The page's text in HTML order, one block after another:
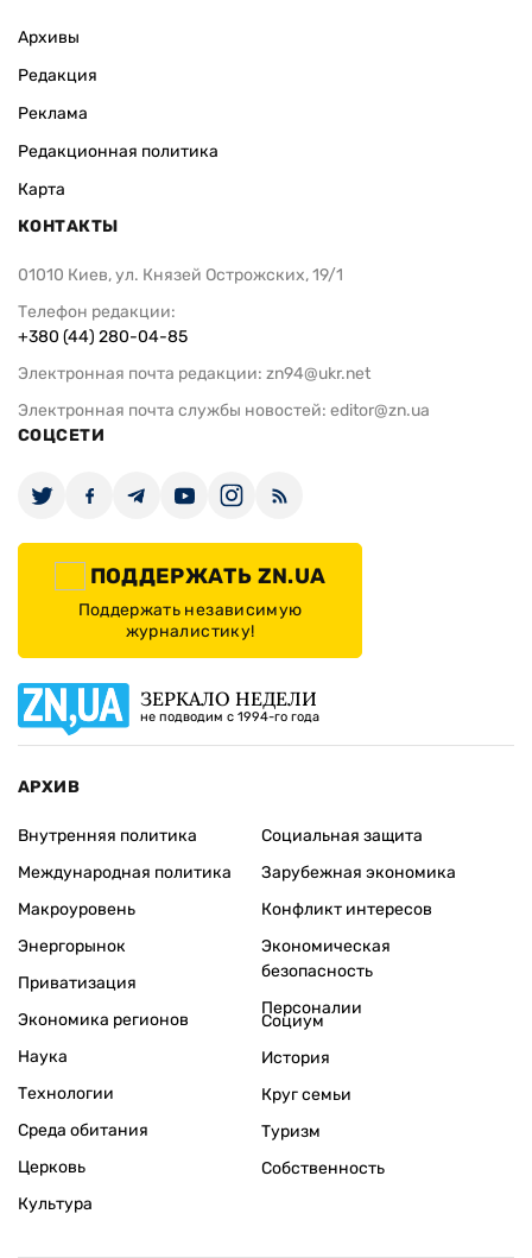
Архивы
Редакция
Реклама
Редакционная политика
Карта
КОНТАКТЫ
01010 Киев, ул. Князей Острожских, 19/1
Телефон редакции:
+380 (44) 280-04-85
Электронная почта редакции: zn94@ukr.net
Электронная почта службы новостей: editor@zn.ua
СОЦСЕТИ
ПОДДЕРЖАТЬ ZN.UA
Поддержать независимую
журналистику!
ЗЕРКАЛО НЕДЕЛИ
не подводим с 1994-го года
АРХИВ
Внутренняя политика
Международная политика
Макроуровень
Энергорынок
Приватизация
Экономика регионов
Социальная защита
Зарубежная экономика
Конфликт интересов
Экономическая
безопасность
Персоналии
Наука
Технологии
Среда обитания
Церковь
Культура
Социум
История
Круг семьи
Туризм
Собственность